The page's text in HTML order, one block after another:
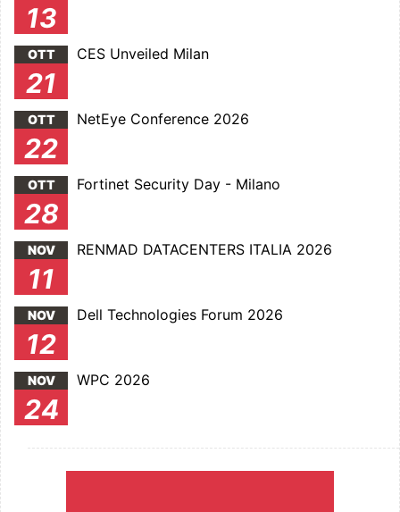
13
OTT
21
CES Unveiled Milan
OTT
22
NetEye Conference 2026
OTT
28
Fortinet Security Day - Milano
NOV
11
RENMAD DATACENTERS ITALIA 2026
NOV
12
Dell Technologies Forum 2026
NOV
24
WPC 2026